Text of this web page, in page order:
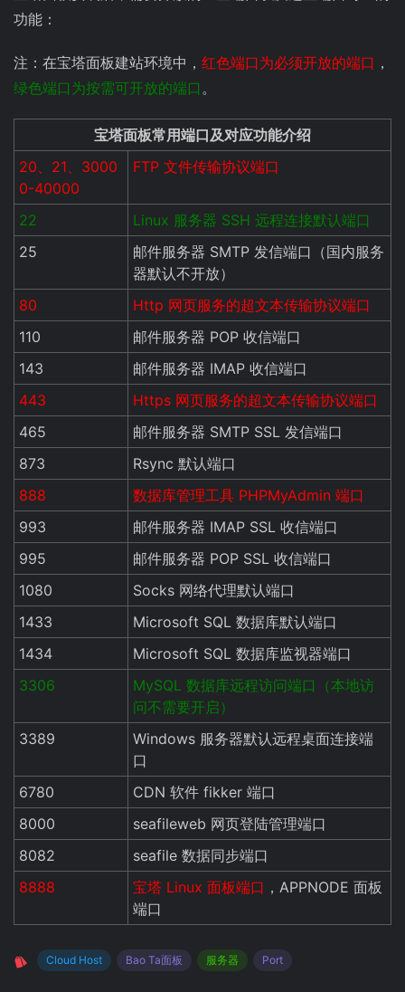
功能：
注：在宝塔面板建站环境中， 红色端口为必须开放的端口 ，
绿色端口为按需可开放的端口 。
宝塔面板常用端口及对应功能介绍
20、21、3000
0-40000
FTP 文件传输协议端口
22
Linux 服务器 SSH 远程连接默认端口
25
邮件服务器 SMTP 发信端口（国内服务
器默认不开放）
80
Http 网页服务的超文本传输协议端口
110
邮件服务器 POP 收信端口
143
邮件服务器 IMAP 收信端口
443
Https 网页服务的超文本传输协议端口
465
邮件服务器 SMTP SSL 发信端口
873
Rsync 默认端口
888
数据库管理工具 PHPMyAdmin 端口
993
邮件服务器 IMAP SSL 收信端口
995
邮件服务器 POP SSL 收信端口
1080
Socks 网络代理默认端口
1433
Microsoft SQL 数据库默认端口
1434
Microsoft SQL 数据库监视器端口
3306
MySQL 数据库远程访问端口（本地访
问不需要开启）
3389
Windows 服务器默认远程桌面连接端
口
6780
CDN 软件 fikker 端口
8000
seafileweb 网页登陆管理端口
8082
seafile 数据同步端口
8888
宝塔 Linux 面板端口 ，APPNODE 面板
端口
Cloud Host Bao Ta面板 服务器 Port